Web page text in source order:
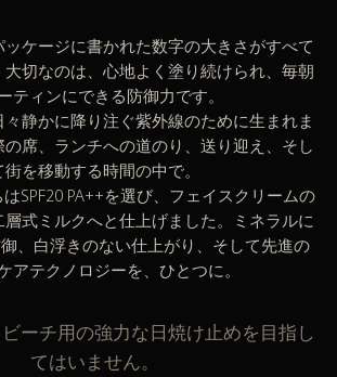
ケージに書かれた数字の大きさがすべて
切なのは、心地よく塗り続けられ、毎朝
ティンにできる防御力です。
静かに降り注ぐ紫外線のために生まれま
の席、ランチへの道のり、送り迎え、そし
街を移動する時間の中で。
SPF20 PA++を選び、フェイスクリームの
層式ミルクへと仕上げました。ミネラルに
御、白浮きのない仕上がり、そして先進の
アテクノロジーを、ひとつに。
ーチ用の強力な日焼け止めを目指し
てはいません。